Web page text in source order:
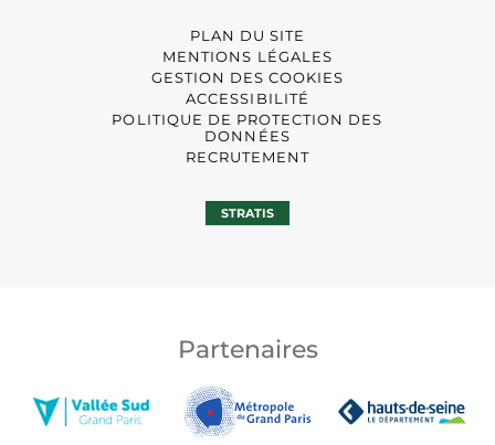
PLAN DU SITE
MENTIONS LÉGALES
GESTION DES COOKIES
ACCESSIBILITÉ
POLITIQUE DE PROTECTION DES
DONNÉES
RECRUTEMENT
STRATIS
Partenaires